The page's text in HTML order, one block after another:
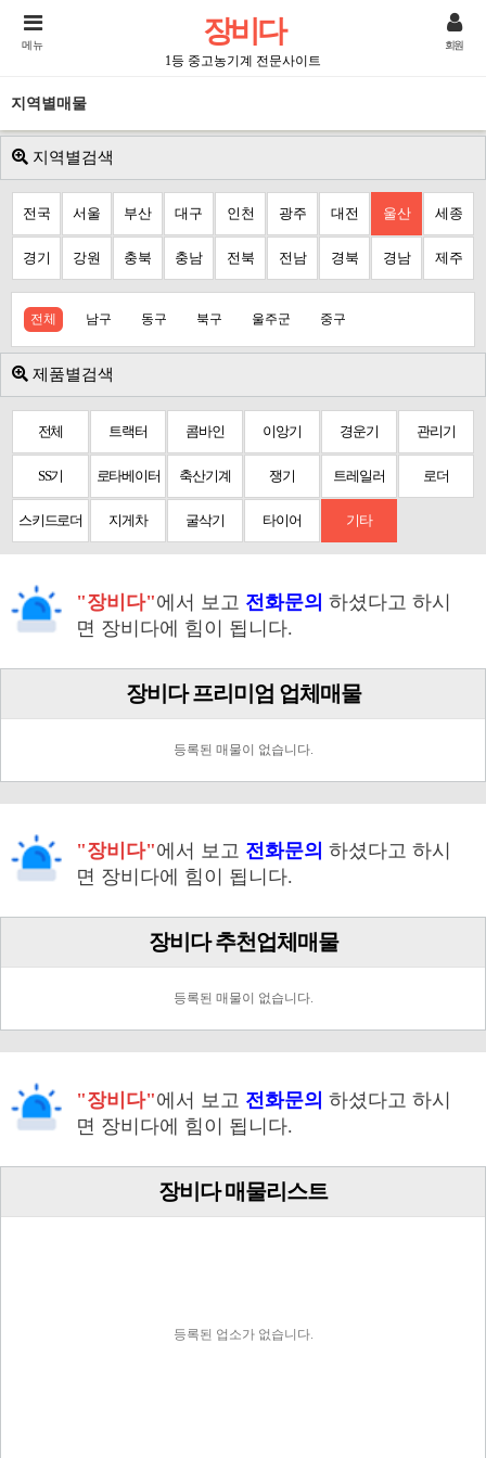
장비다
1등 중고농기계 전문사이트
메뉴 회원
지역별매물
지역별검색
전국 서울 부산 대구 인천 광주 대전 울산 세종
경기 강원 충북 충남 전북 전남 경북 경남 제주
전체 남구 동구 북구 울주군 중구
제품별검색
전체 트랙터 콤바인 이앙기 경운기 관리기
SS기 로타베이터 축산기계 쟁기 트레일러 로더
스키드로더 지게차 굴삭기 타이어 기타
"장비다"에서 보고 전화문의 하셨다고 하시
면 장비다에 힘이 됩니다.
장비다 프리미엄 업체매물
등록된 매물이 없습니다.
"장비다"에서 보고 전화문의 하셨다고 하시
면 장비다에 힘이 됩니다.
장비다 추천업체매물
등록된 매물이 없습니다.
"장비다"에서 보고 전화문의 하셨다고 하시
면 장비다에 힘이 됩니다.
장비다 매물리스트
등록된 업소가 없습니다.